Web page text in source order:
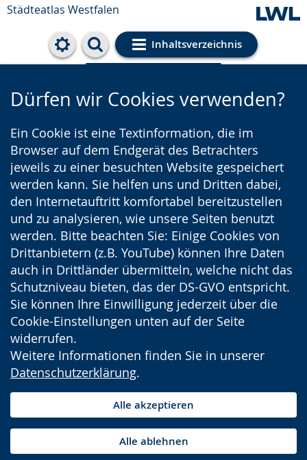
Städteatlas Westfalen
Inhaltsverzeichnis
Cookie-Einstellungen
Dürfen wir Cookies verwenden?
Ein Cookie ist eine Textinformation, die im
Browser auf dem Endgerät des Betrachters
jeweils zu einer besuchten Website gespeichert
werden kann. Sie helfen uns und Dritten dabei,
den Internetauftritt komfortabel bereitzustellen
und zu analysieren, wie unsere Seiten benutzt
werden. Bitte beachten Sie: Einige Cookies von
Drittanbietern (z.B. YouTube) können Ihre Daten
auch in Drittländer übermitteln, welche nicht das
Schutzniveau bieten, das der DS-GVO entspricht.
Sie können Ihre Einwilligung jederzeit über die
Cookie-Einstellungen unten auf der Seite
widerrufen.
Weitere Informationen finden Sie in unserer
Datenschutzerklärung.
Alle akzeptieren
Alle ablehnen